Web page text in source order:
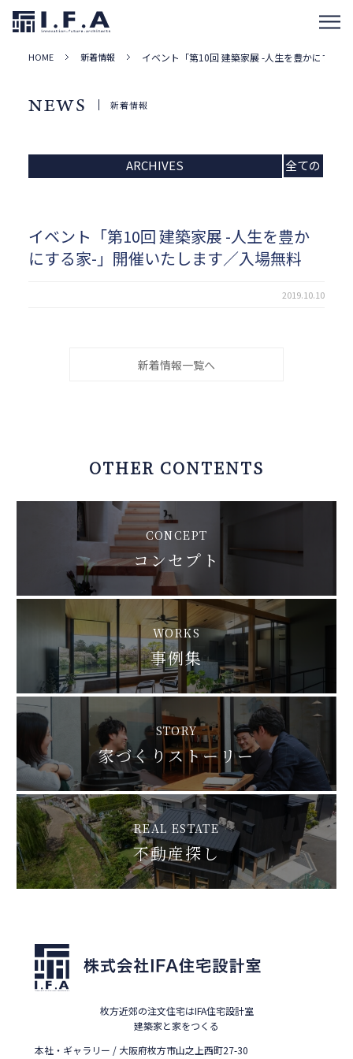
HOME 新着情報 イベント「第10回 建築家展 -人生を豊かにする
NEWS 新着情報
ARCHIVES
全ての
イベント「第10回 建築家展 -人生を豊か
にする家-」開催いたします／入場無料
2019.10.10
新着情報一覧へ
OTHER CONTENTS
CONCEPT
コンセプト
WORKS
事例集
STORY
家づくりストーリー
REAL ESTATE
不動産探し
枚方近郊の注文住宅はIFA住宅設計室
建築家と家をつくる
本社・ギャラリー / 大阪府枚方市山之上西町27-30